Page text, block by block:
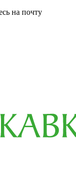
на почту